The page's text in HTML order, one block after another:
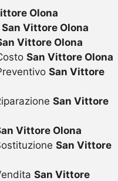
Olona
San Vittore Olona
Vittore Olona
San Vittore Olona
San Vittore
San Vittore
Vittore Olona
San Vittore
San Vittore